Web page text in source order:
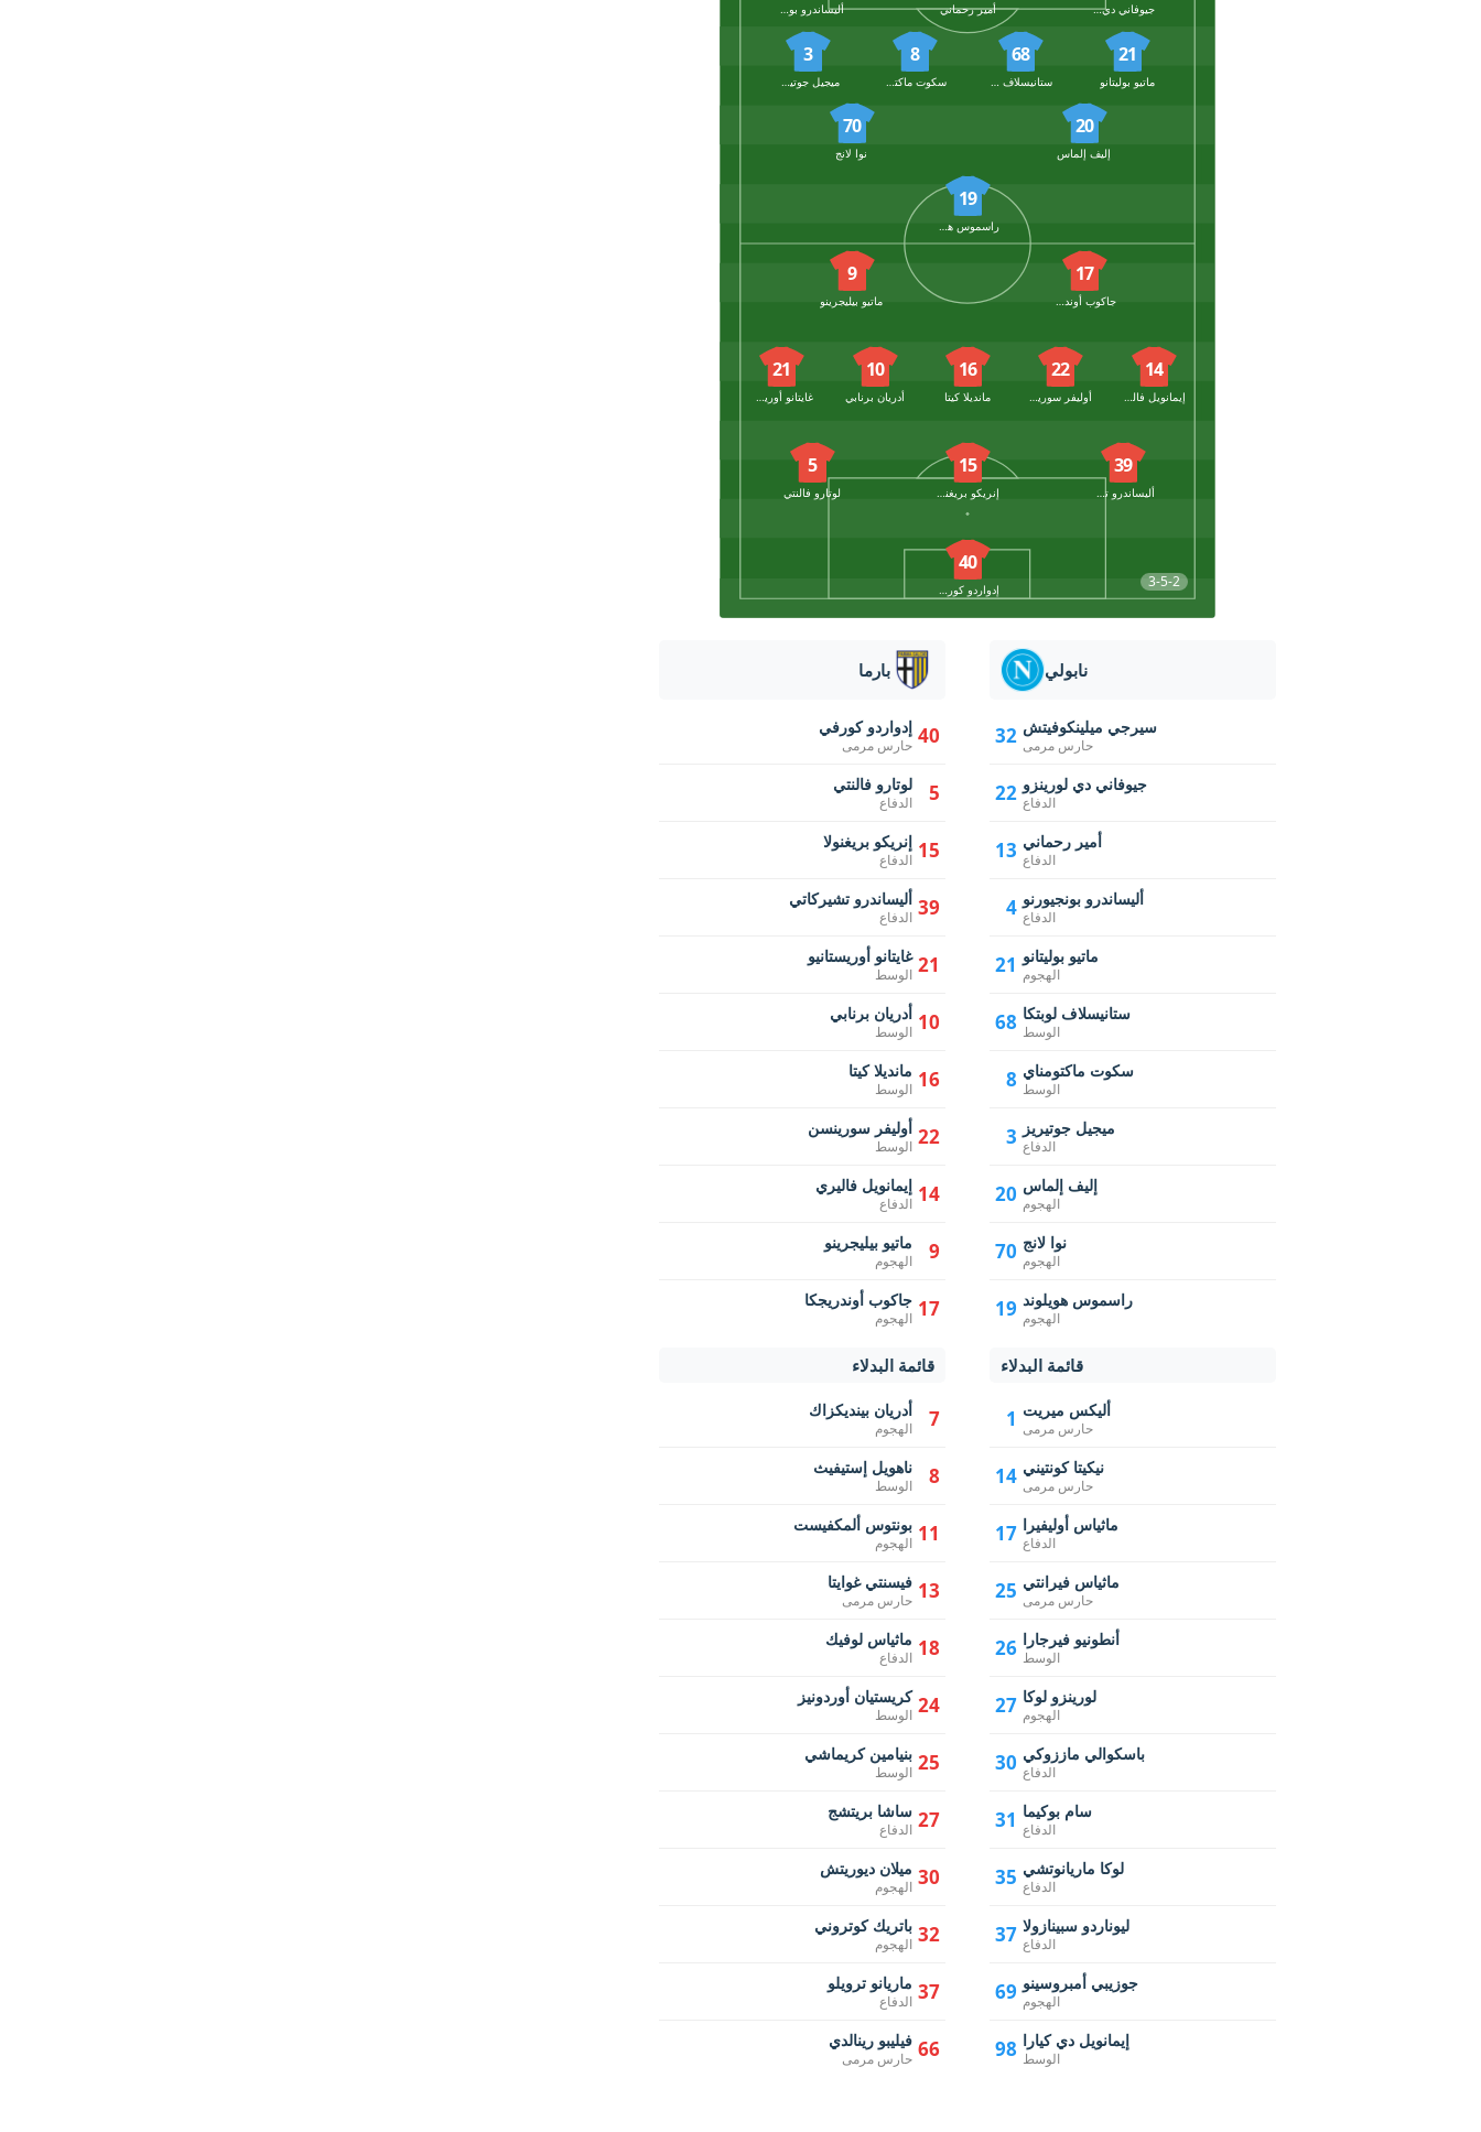
جيوفاني دي لورينزو أمير رحماني أليساندرو بونجيورنو
21
ماتيو بوليتانو
68
8
3
20
إليف إلماس
70
نوا لانج
19
3-5-2
17
9
ماتيو بيليجرينو
14
إيمانويل فاليري
22
أوليفر سورينسن
16
مانديلا كيتا
10
أدريان برنابي
21
غايتانو أوريستانيو
39
أليساندرو تشيركاتي
15
إنريكو بريغنولا
5
لوتارو فالنتي
40
نابولي
32 سيرجي ميلينكوفيتش
حارس مرمى
22 جيوفاني دي لورينزو
الدفاع
13 أمير رحماني
الدفاع
4 أليساندرو بونجيورنو
الدفاع
21 ماتيو بوليتانو
الهجوم
68 ستانيسلاف لوبتكا
الوسط
8 سكوت ماكتومناي
الوسط
3 ميجيل جوتيريز
الدفاع
20 إليف إلماس
الهجوم
70 نوا لانج
الهجوم
19 راسموس هويلوند
الهجوم
قائمة البدلاء
1 أليكس ميريت
حارس مرمى
14 نيكيتا كونتيني
حارس مرمى
17 ماثياس أوليفيرا
الدفاع
25 ماثياس فيرانتي
حارس مرمى
26 أنطونيو فيرجارا
الوسط
27 لورينزو لوكا
الهجوم
30 باسكوالي ماززوكي
الدفاع
31 سام بوكيما
الدفاع
35 لوكا ماريانوتشي
الدفاع
37 ليوناردو سبينازولا
الدفاع
69 جوزيبي أمبروسينو
الهجوم
98 إيمانويل دي كيارا
الوسط
بارما
40 إدواردو كورفي
حارس مرمى
5 لوتارو فالنتي
الدفاع
15 إنريكو بريغنولا
الدفاع
39 أليساندرو تشيركاتي
الدفاع
21 غايتانو أوريستانيو
الوسط
10 أدريان برنابي
الوسط
16 مانديلا كيتا
الوسط
22 أوليفر سورينسن
الوسط
14 إيمانويل فاليري
الدفاع
9 ماتيو بيليجرينو
الهجوم
17 جاكوب أوندريجكا
الهجوم
قائمة البدلاء
7 أدريان بينديكزاك
الهجوم
8 ناهويل إستيفيث
الوسط
11 بونتوس ألمكفيست
الهجوم
13 فيسنتي غوايتا
حارس مرمى
18 ماثياس لوفيك
الدفاع
24 كريستيان أوردونيز
الوسط
25 بنيامين كريماشي
الوسط
27 ساشا بريتشج
الدفاع
30 ميلان ديوريتش
الهجوم
32 باتريك كوتروني
الهجوم
37 ماريانو ترويلو
الدفاع
66 فيليبو رينالدي
حارس مرمى